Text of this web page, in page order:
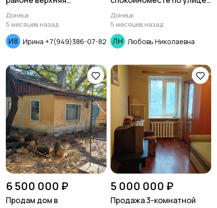
Гладковка
Донецк
5 месяцев назад
Ирина +7(949)386-07-82
Овнатаняна
Донецк
5 месяцев назад
Любовь Николаевна
6 500 000 ₽
Продам дом в
5 000 000 ₽
Продажа 3-комнатной